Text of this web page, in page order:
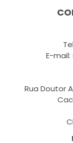
E-mail:
Rua Doutor